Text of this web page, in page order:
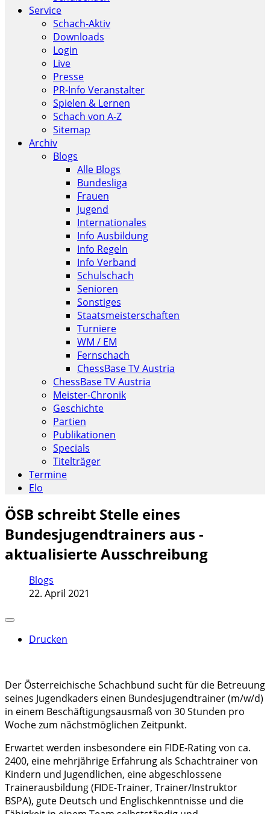
Service
Schach-Aktiv
Downloads
Login
Live
Presse
PR-Info Veranstalter
Spielen & Lernen
Schach von A-Z
Sitemap
Archiv
Blogs
Alle Blogs
Bundesliga
Frauen
Jugend
Internationales
Info Ausbildung
Info Regeln
Info Verband
Schulschach
Senioren
Sonstiges
Staatsmeisterschaften
Turniere
WM / EM
Fernschach
ChessBase TV Austria
ChessBase TV Austria
Meister-Chronik
Geschichte
Partien
Publikationen
Specials
Titelträger
Termine
Elo
ÖSB schreibt Stelle eines
Bundesjugendtrainers aus -
aktualisierte Ausschreibung
Blogs
22. April 2021
Drucken
Der Österreichische Schachbund sucht für die Betreuung
seines Jugendkaders einen Bundesjugendtrainer (m/w/d)
in einem Beschäftigungsausmaß von 30 Stunden pro
Woche zum nächstmöglichen Zeitpunkt.
Erwartet werden insbesondere ein FIDE-Rating von ca.
2400, eine mehrjährige Erfahrung als Schachtrainer von
Kindern und Jugendlichen, eine abgeschlossene
Trainerausbildung (FIDE-Trainer, Trainer/Instruktor
BSPA), gute Deutsch und Englischkenntnisse und die